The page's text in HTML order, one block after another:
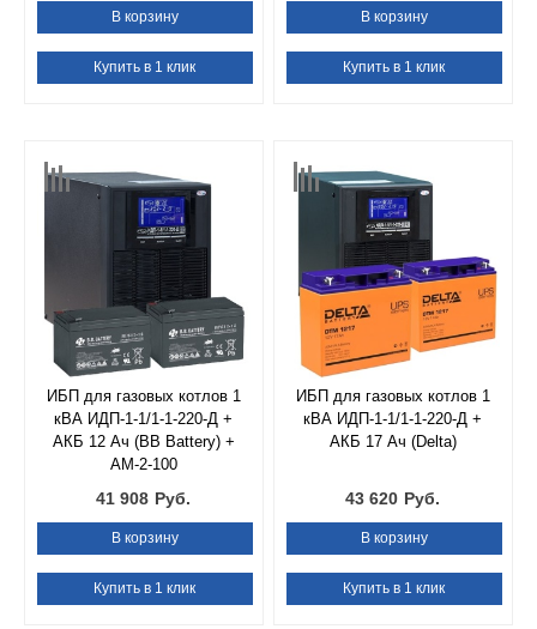
В корзину
Купить в 1 клик
В корзину
Купить в 1 клик
ИБП для газовых котлов 1
кВА ИДП-1-1/1-1-220-Д +
АКБ 12 Ач (BB Battery) +
АМ-2-100
41 908 Руб.
В корзину
Купить в 1 клик
ИБП для газовых котлов 1
кВА ИДП-1-1/1-1-220-Д +
АКБ 17 Ач (Delta)
43 620 Руб.
В корзину
Купить в 1 клик